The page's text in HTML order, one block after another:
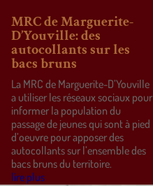
MRC de Marguerite-
D’Youville: des
autocollants sur les
bacs bruns
La MRC de Marguerite-D’Youville
a utiliser les réseaux sociaux pour
informer la population du
passage de jeunes qui sont à pied
d’oeuvre pour apposer des
autocollants sur l’ensemble des
bacs bruns du territoire.
lire plus